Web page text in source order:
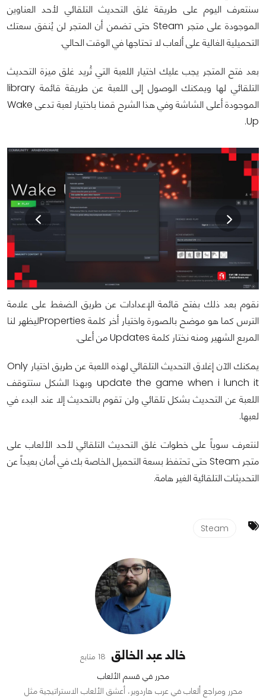
سنتعرف اليوم على طريقة غلق التحديث التلقائي لأحد العناوين
الموجودة على متجر Steam حتى تضمن أن المتجر لن يُنفق سعتك
التحميلية الغالية على ألعاب لا تحتاجها في الوقت الحالي.
بعد فتح المتجر يجب عليك اختيار اللعبة التي تُريد غلق ميزة التحديث
التلقائي لها ويمكنك الوصول إلى اللعبة عن طريقة قائمة library
الموجودة أعلى الشاشة وفي هذا الشرح قمنا باختيار لعبة تدعى Wake
Up.
نقوم بعد ذلك بفتح قائمة الإعدادات عن طريق الضغط على علامة
الترس كما هو موضح بالصورة واختيار أخر كلمة Propertiesليظهر لنا
المربع الشهير ومنه نختار كلمة Updates من أعلى.
يمكنك الآن إغلاق التحديث التلقائي لهذه اللعبة عن طريق اختيار Only
update the game when i lunch it وبهذا الشكل ستتوقف
اللعبة عن التحديث بشكل تلقائي ولن تقوم بالتحديث إلا عند البدء في
لعبها.
لنتعرف سوياً على خطوات غلق التحديث التلقائي لأحد الألعاب على
متجر Steam حتى تحتفظ بسعة التحميل الخاصة بك في أمان بعيداً عن
التحديثات التلقائية الغير هامة.
Steam
خالد عبد الخالق 18 متابع
محرر في قسم الألعاب
محرر ومراجع ألعاب في عرب هاردوير، أعشق الألعاب الاستراتيجية مثل